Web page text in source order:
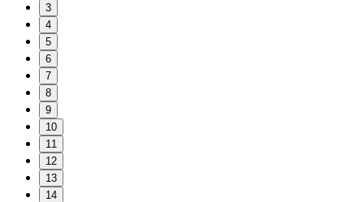
3
4
5
6
7
8
9
10
11
12
13
14